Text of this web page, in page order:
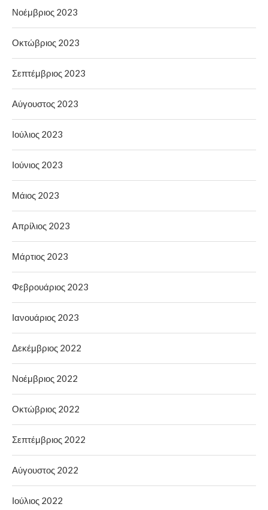
Νοέμβριος 2023
Οκτώβριος 2023
Σεπτέμβριος 2023
Αύγουστος 2023
Ιούλιος 2023
Ιούνιος 2023
Μάιος 2023
Απρίλιος 2023
Μάρτιος 2023
Φεβρουάριος 2023
Ιανουάριος 2023
Δεκέμβριος 2022
Νοέμβριος 2022
Οκτώβριος 2022
Σεπτέμβριος 2022
Αύγουστος 2022
Ιούλιος 2022